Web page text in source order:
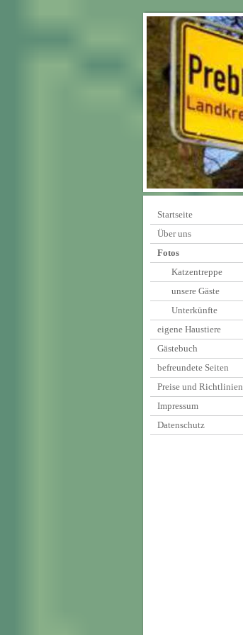
Startseite
Über uns
Fotos
Katzentreppe
unsere Gäste
Unterkünfte
eigene Haustiere
Gästebuch
befreundete Seiten
Preise und Richtlinien
Impressum
Datenschutz